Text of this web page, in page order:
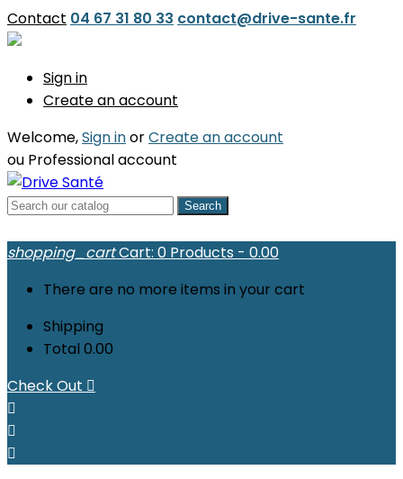
Contact 04 67 31 80 33 contact@drive-sante.fr
Sign in
Create an account
Welcome,Sign inorCreate an account
ou Professional account
Search
shopping_cartCart: 0 Products - 0.00
There are no more items in your cart
Shipping
Total 0.00
Check Out 


